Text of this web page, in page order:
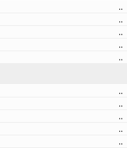
..
..
..
..
..
..
..
..
..
..